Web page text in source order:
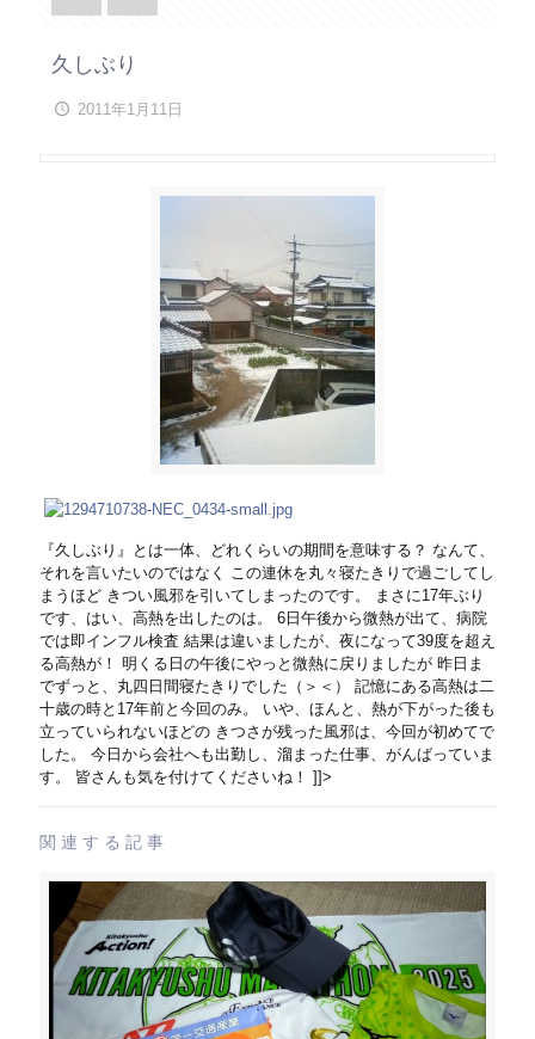
久しぶり
2011年1月11日
『久しぶり』とは一体、どれくらいの期間を意味する？ なんて、
それを言いたいのではなく この連休を丸々寝たきりで過ごしてし
まうほど きつい風邪を引いてしまったのです。 まさに17年ぶり
です、はい、高熱を出したのは。 6日午後から微熱が出て、病院
では即インフル検査 結果は違いましたが、夜になって39度を超え
る高熱が！ 明くる日の午後にやっと微熱に戻りましたが 昨日ま
でずっと、丸四日間寝たきりでした（＞＜） 記憶にある高熱は二
十歳の時と17年前と今回のみ。 いや、ほんと、熱が下がった後も
立っていられないほどの きつさが残った風邪は、今回が初めてで
した。 今日から会社へも出勤し、溜まった仕事、がんばっていま
す。 皆さんも気を付けてくださいね！ ]]>
関連する記事